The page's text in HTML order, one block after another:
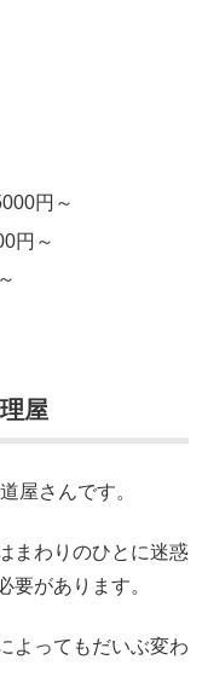
円～
円～
屋
屋さんです。
まわりのひとに迷惑
要があります。
よってもだいぶ変わ